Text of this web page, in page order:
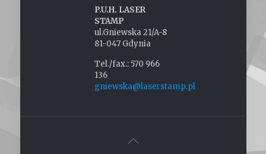
P.U.H. LASER
STAMP
ul.Gniewska 21/A-8
81-047 Gdynia
Tel./fax.: 570 966
136
gniewska@laserstamp.pl